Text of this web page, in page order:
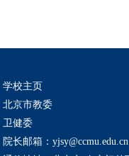
学校主页
北京市教委
卫健委
院长邮箱：yjsy@ccmu.edu.cn